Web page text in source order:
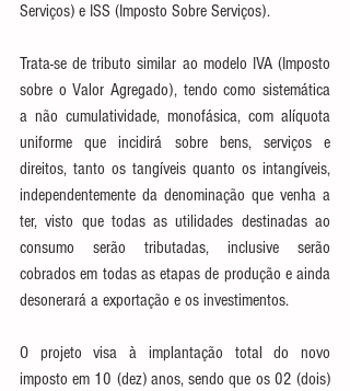
Serviços) e ISS (Imposto Sobre Serviços).
Trata-se de tributo similar ao modelo IVA (Imposto
sobre o Valor Agregado), tendo como sistemática
a não cumulatividade, monofásica, com alíquota
uniforme que incidirá sobre bens, serviços e
direitos, tanto os tangíveis quanto os intangíveis,
independentemente da denominação que venha a
ter, visto que todas as utilidades destinadas ao
consumo serão tributadas, inclusive serão
cobrados em todas as etapas de produção e ainda
desonerará a exportação e os investimentos.
O projeto visa à implantação total do novo
imposto em 10 (dez) anos, sendo que os 02 (dois)